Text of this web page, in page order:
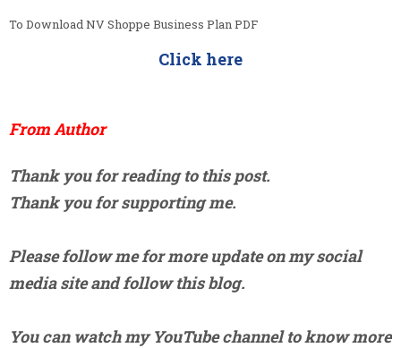
To Download NV Shoppe Business Plan PDF
Click here
From Author
Thank you for reading to this post.
Thank you for supporting me.
Please follow me for more update on my social
media site and follow this blog.
You can watch my YouTube channel to know more